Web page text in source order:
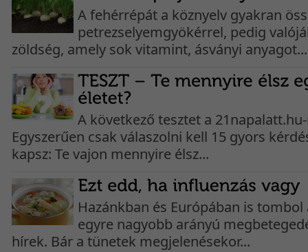
A fehérrépát a köznyelv gyakran
petrezselyemgyökérrel, pedig
zöldség, amely sok vitamint, ásványi anyagot...
A következő tesztet a
Egyszerűen csak válaszolni kell 15 gyors
kapsz: Te vajon mennyire élsz...
Hazánkban és Európában is
egyre nagyobb arányú
hírek. Bár a tünetek megjelenésekor...